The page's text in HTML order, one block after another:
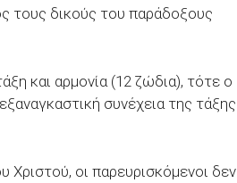
τους δικούς του παράδοξους
και αρμονία (12 ζώδια), τότε ο
συνέχεια της τάξης
οι παρευρισκόμενοι δεν